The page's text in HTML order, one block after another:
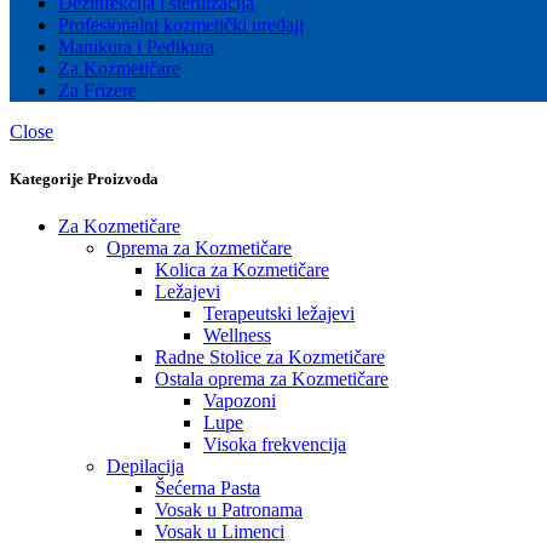
Profesionalni kozmetički uređaji
Manikura i Pedikura
Za Kozmetičare
Za Frizere
Close
Kategorije Proizvoda
Za Kozmetičare
Oprema za Kozmetičare
Kolica za Kozmetičare
Ležajevi
Terapeutski ležajevi
Wellness
Radne Stolice za Kozmetičare
Ostala oprema za Kozmetičare
Vapozoni
Lupe
Visoka frekvencija
Depilacija
Šećerna Pasta
Vosak u Patronama
Vosak u Limenci